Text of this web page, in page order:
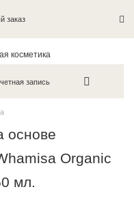
заказ
запись
основе
Organic
мл.